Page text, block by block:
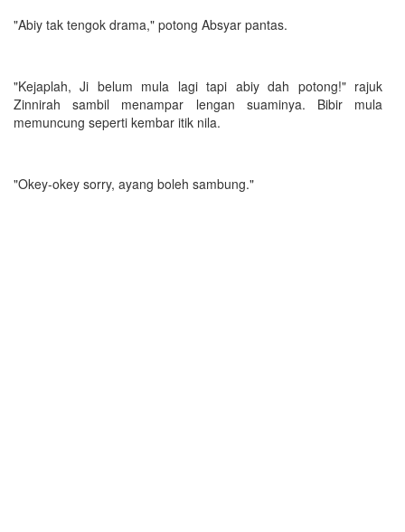
"Abiy tak tengok drama," potong Absyar pantas.
"Kejaplah, Ji belum mula lagi tapi abiy dah potong!" rajuk
Zinnirah sambil menampar lengan suaminya. Bibir mula
memuncung seperti kembar itik nila.
"Okey-okey sorry, ayang boleh sambung."